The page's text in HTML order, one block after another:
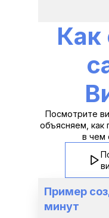
Как
Посмотрите
объясняем, как
в чем
Пример
минут